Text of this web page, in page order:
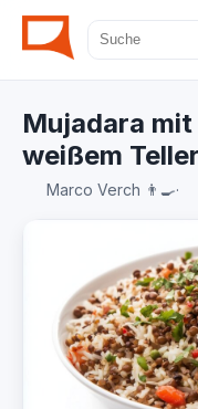
Mujadara
weißem
Marco Verch 👨‍🍳·